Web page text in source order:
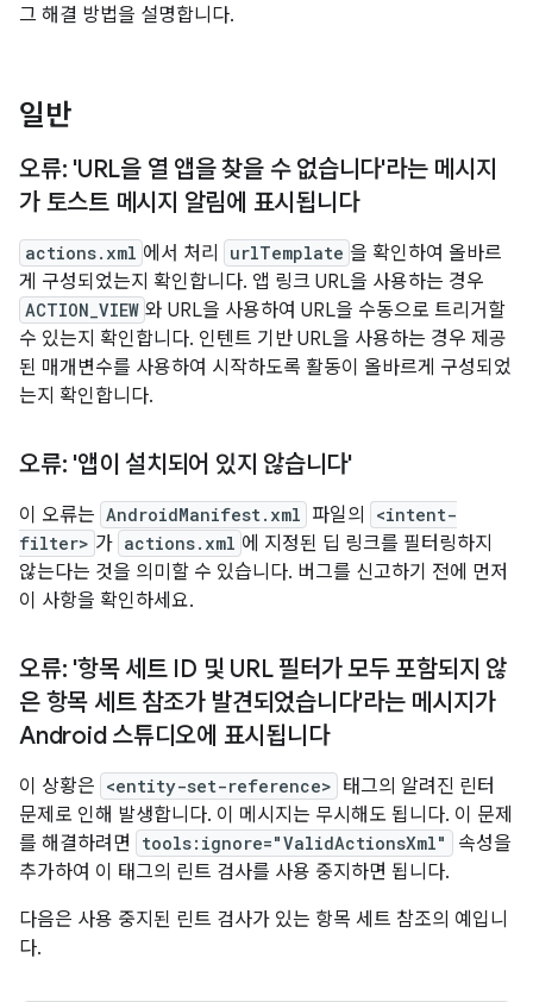
그 해결 방법을 설명합니다.
일반
오류: 'URL을 열 앱을 찾을 수 없습니다'라는 메시지
가 토스트 메시지 알림에 표시됩니다
actions.xml 에서 처리 urlTemplate 을 확인하여 올바르
게 구성되었는지 확인합니다. 앱 링크 URL을 사용하는 경우
ACTION_VIEW 와 URL을 사용하여 URL을 수동으로 트리거할
수 있는지 확인합니다. 인텐트 기반 URL을 사용하는 경우 제공
된 매개변수를 사용하여 시작하도록 활동이 올바르게 구성되었
는지 확인합니다.
오류: '앱이 설치되어 있지 않습니다'
이 오류는 AndroidManifest.xml 파일의
<intent-
filter> 가 actions.xml 에 지정된 딥 링크를 필터링하지
않는다는 것을 의미할 수 있습니다. 버그를 신고하기 전에 먼저
이 사항을 확인하세요.
오류: '항목 세트 ID 및 URL 필터가 모두 포함되지 않
은 항목 세트 참조가 발견되었습니다'라는 메시지가
Android 스튜디오에 표시됩니다
이 상황은 <entity-set-reference> 태그의 알려진 린터
문제로 인해 발생합니다. 이 메시지는 무시해도 됩니다. 이 문제
를 해결하려면
tools:ignore="ValidActionsXml"
속성을
추가하여 이 태그의 린트 검사를 사용 중지하면 됩니다.
다음은 사용 중지된 린트 검사가 있는 항목 세트 참조의 예입니
다.